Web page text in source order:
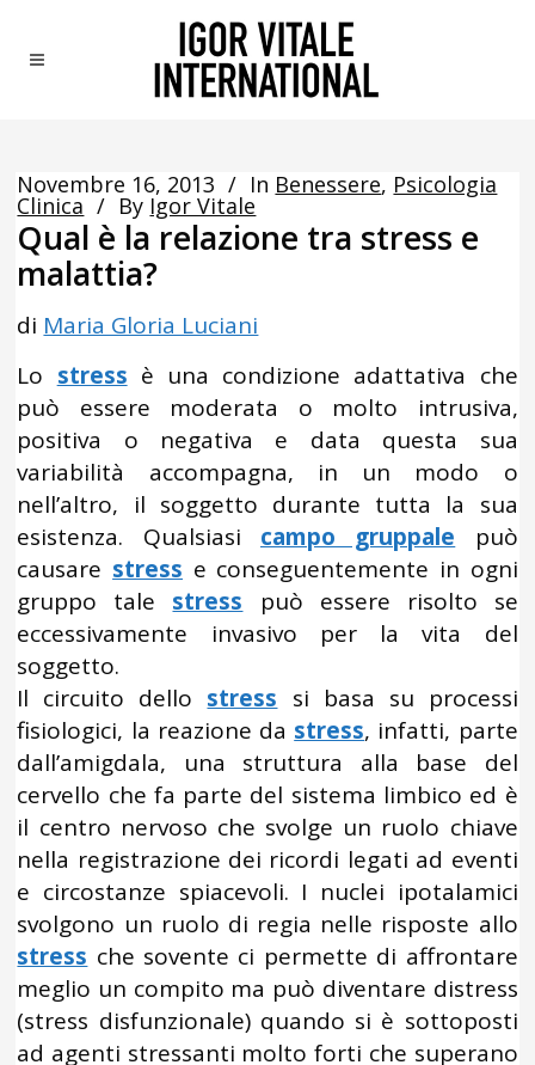
Novembre 16, 2013 In Benessere, Psicologia
Clinica By Igor Vitale
Qual è la relazione tra stress e
malattia?
di Maria Gloria Luciani
Lo stress è una condizione adattativa che
può essere moderata o molto intrusiva,
positiva o negativa e data questa sua
variabilità accompagna, in un modo o
nell’altro, il soggetto durante tutta la sua
esistenza. Qualsiasi campo gruppale può
causare stress e conseguentemente in ogni
gruppo tale stress può essere risolto se
eccessivamente invasivo per la vita del
soggetto.
Il circuito dello stress si basa su processi
fisiologici, la reazione da stress, infatti, parte
dall’amigdala, una struttura alla base del
cervello che fa parte del sistema limbico ed è
il centro nervoso che svolge un ruolo chiave
nella registrazione dei ricordi legati ad eventi
e circostanze spiacevoli. I nuclei ipotalamici
svolgono un ruolo di regia nelle risposte allo
stress che sovente ci permette di affrontare
meglio un compito ma può diventare distress
(stress disfunzionale) quando si è sottoposti
ad agenti stressanti molto forti che superano